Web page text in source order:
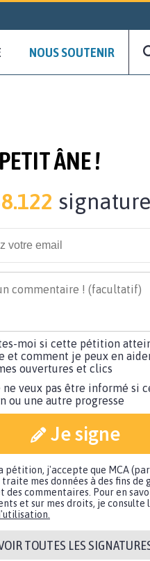
NOUS SOUTENIR
ÂNE !
moi si cette pétition
et comment je peux en
ouvertures et clics
ne veux pas être informé si
ou une autre progresse
Je signe
pétition, j'accepte que MCA (par
mes données à des fins de
des commentaires. Pour en
et sur mes droits, je consulte
TOUTES LES